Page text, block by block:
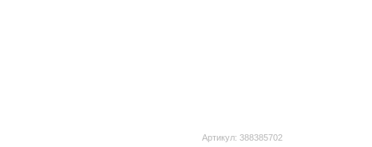
Артикул: 388385702